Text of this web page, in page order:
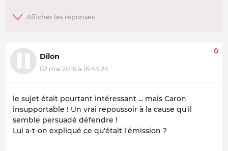
Dilon
02 mai 2016 à 16:44:24
0
le sujet était pourtant intéressant ... mais Caron
insupportable ! Un vrai repoussoir à la cause qu'il
semble persuadé défendre !
Lui a-t-on expliqué ce qu'était l'émission ?